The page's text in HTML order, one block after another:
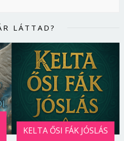
LÁTTAD?
KELTA ŐSI FÁK JÓSLÁS